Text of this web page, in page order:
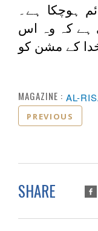
ہوچکا ہے۔
ہے کہ وہ اس
کے مشن کو
MAGAZINE : AL-
PREVIOUS
SHARE